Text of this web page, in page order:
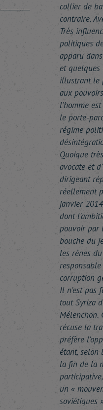
collier de
contraire.
Très
politiques
apparu
et quelques
illustrant le
aux
l'homme
le porte-
régime
Quoique
avocate et
dirigeant
réellement
janvier
dont
pouvoir par
bouche du
les rênes
corruption
Il n'est pas
tout Syriza
Mélenchon.
récuse la
préfère
étant, selon
la fin de la
un «
soviétiques